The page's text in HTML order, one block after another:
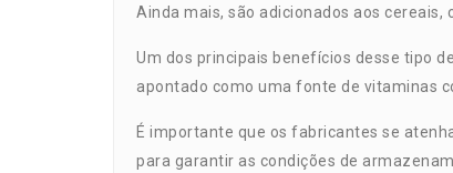
Ainda mais, são adicionados aos cereais,
Um dos principais benefícios desse tipo
apontado como uma fonte de vitaminas
É importante que os fabricantes se
para garantir as condições de